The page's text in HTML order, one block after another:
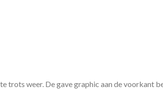
trots weer. De gave graphic aan de voorkant